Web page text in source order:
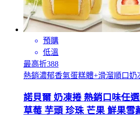
預購
低溫
最高折388
熱銷濃郁香氣蛋糕體+滑溜順口奶
諾貝爾 奶凍捲 熱銷口味任
草莓 芋頭 珍珠 芒果 鮮果雪